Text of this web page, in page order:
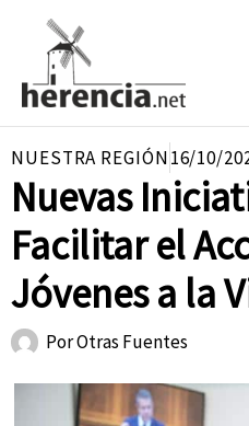
contenido
NUESTRA REGIÓN16/10/
Nuevas
Facilitar el
Jóvenes a la
PorOtras Fuentes